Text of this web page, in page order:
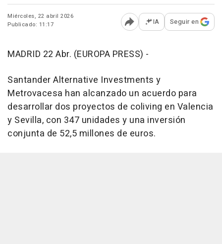
Miércoles, 22 abril 2026
Publicado: 11:17
Abrir opciones para
IA Seguir en
MADRID 22 Abr. (EUROPA PRESS) -
Santander Alternative Investments y
Metrovacesa han alcanzado un acuerdo para
desarrollar dos proyectos de coliving en Valencia
y Sevilla, con 347 unidades y una inversión
conjunta de 52,5 millones de euros.